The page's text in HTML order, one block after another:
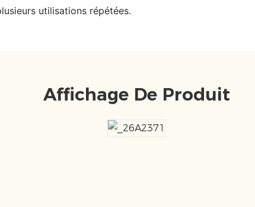
utilisations répétées.
Affichage De Produit